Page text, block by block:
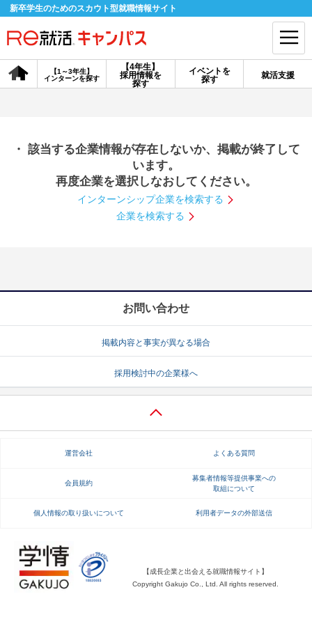
新卒学生のためのスカウト型就職情報サイト
【4年生】
採用情報を
探す
【1～3年生】
インターンを探す
イベントを
探す
就活支援
会員登録 ログイン
探す
【4年生】
説明会を探す
インターンを探す
就活ノウハウ・サポート
就活支援
就活ノウハウが満載！ お役立ち記事・相談室など
適職診断 就活チャンネル
・ 該当する企業情報が存在しないか、掲載が終了して
います。
再度企業を選択しなおしてください。
インターンシップ企業を検索する
企業を検索する
お問い合わせ
掲載内容と事実が異なる場合
採用検討中の企業様へ
運営会社 よくある質問
会員規約
募集者情報等提供事業への
取組について
個人情報の取り扱いについて 利用者データの外部送信
【成長企業と出会える就職情報サイト】
Copyright Gakujo Co., Ltd. All rights reserved.